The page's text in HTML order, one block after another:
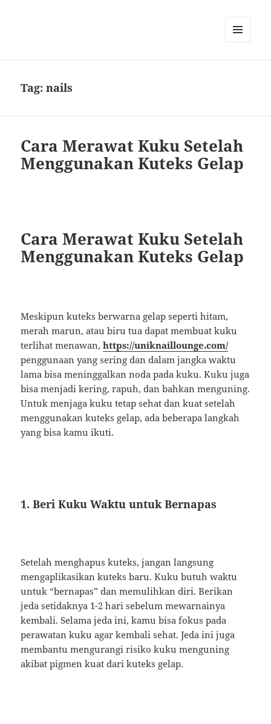
Tag:nails
Cara Merawat Kuku Setelah
Menggunakan Kuteks Gelap
Cara Merawat Kuku Setelah
Menggunakan Kuteks Gelap
Meskipun kuteks berwarna gelap seperti hitam,
merah marun, atau biru tua dapat membuat kuku
terlihat menawan,https://uniknaillounge.com/
penggunaan yang sering dan dalam jangka waktu
lama bisa meninggalkan noda pada kuku. Kuku juga
bisa menjadi kering, rapuh, dan bahkan menguning.
Untuk menjaga kuku tetap sehat dan kuat setelah
menggunakan kuteks gelap, ada beberapa langkah
yang bisa kamu ikuti.
1. Beri Kuku Waktu untuk Bernapas
Setelah menghapus kuteks, jangan langsung
mengaplikasikan kuteks baru. Kuku butuh waktu
untuk “bernapas” dan memulihkan diri. Berikan
jeda setidaknya 1-2 hari sebelum mewarnainya
kembali. Selama jeda ini, kamu bisa fokus pada
perawatan kuku agar kembali sehat. Jeda ini juga
membantu mengurangi risiko kuku menguning
akibat pigmen kuat dari kuteks gelap.